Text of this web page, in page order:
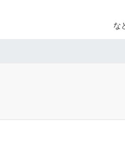
な